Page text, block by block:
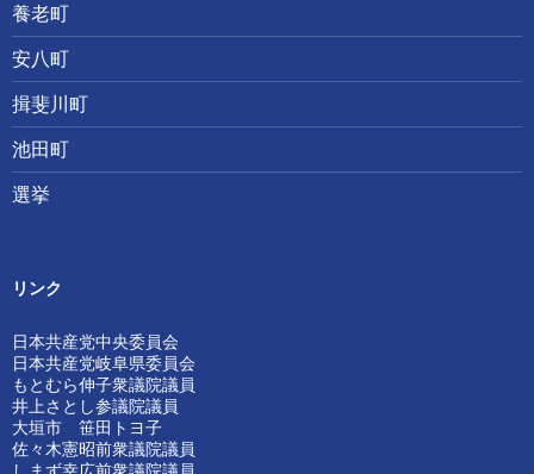
養老町
安八町
揖斐川町
池田町
選挙
リンク
日本共産党中央委員会
日本共産党岐阜県委員会
もとむら伸子衆議院議員
井上さとし参議院議員
大垣市 笹田トヨ子
佐々木憲昭前衆議院議員